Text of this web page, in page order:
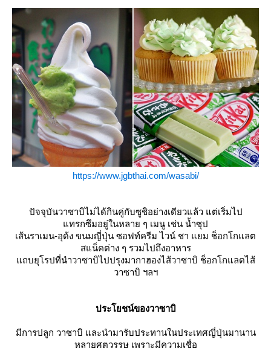
https://www.jgbthai.com/wasabi/
ปัจจุบันวาซาบิไม่ได้กินคู่กับซูชิอย่างเดียวแล้ว แต่เริ่มไป
ทรกซึมอยู่ในหลาย ๆ เมนู เช่น น้ำซุป
เส้นราเมน-อุด้ง ขนมญี่ปุ่น ซอฟท์ครีม ไวน์ ชา แยม ช็อกโกแลต
สแน็คต่าง ๆ รวมไปถึงอาหาร
ถบยุโรปที่นำวาซาบิไปปรุงมากาฮองไส้วาซาบิ ช็อกโกแลตไส้
วาซาบิ ฯลฯ
ประโยชน์ของวาซาบิ
มีการปลูก วาซาบิ และนำมารับประทานในประเทศญี่ปุ่นมานาน
หลายศตวรรษ เพราะมีความเชื่อ